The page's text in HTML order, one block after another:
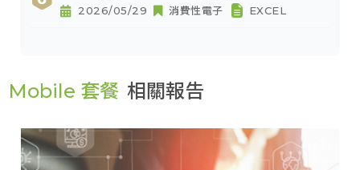
2026/05/29 消費性電子 EXCEL
Mobile 套餐 相關報告